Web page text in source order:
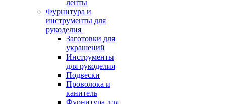
ленты
Фурнитура и
инструменты для
рукоделия
Заготовки для
украшений
Инструменты
для рукоделия
Подвески
Проволока и
канитель
Фурнитура для